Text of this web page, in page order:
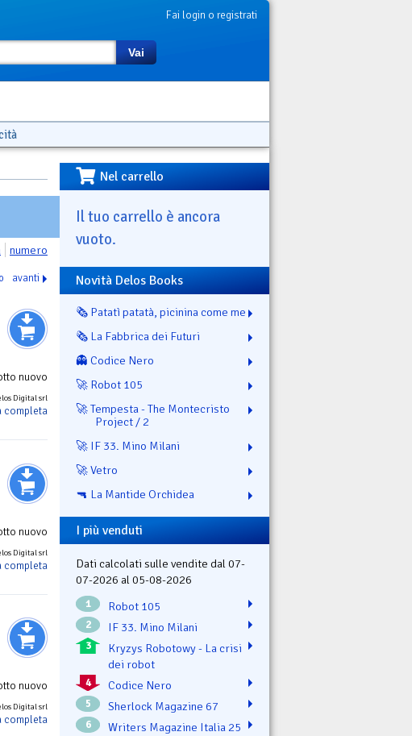
Fai login o registrati
Vai
numero
avanti
nuovo
Digital srl
completa
nuovo
Digital srl
completa
nuovo
Digital srl
completa
Nel carrello
Il tuo carrello è ancora
vuoto.
Novità Delos Books
🗞️ Patatì patatà, picinina come me
🗞️ La Fabbrica dei Futuri
👻 Codice Nero
🚀 Robot 105
🚀 Tempesta - The Montecristo
Project / 2
🚀 IF 33. Mino Milani
🚀 Vetro
🔫 La Mantide Orchidea
I più venduti
Dati calcolati sulle vendite dal 07-
07-2026 al 05-08-2026
1 Robot 105
2 IF 33. Mino Milani
3
Kryzys Robotowy - La crisi
dei robot
4 Codice Nero
5 Sherlock Magazine 67
6 Writers Magazine Italia 25